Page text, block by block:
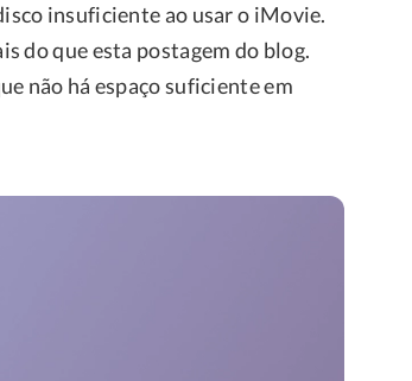
insuficiente ao usar o iMovie.
do que esta postagem do blog.
não há espaço suficiente em